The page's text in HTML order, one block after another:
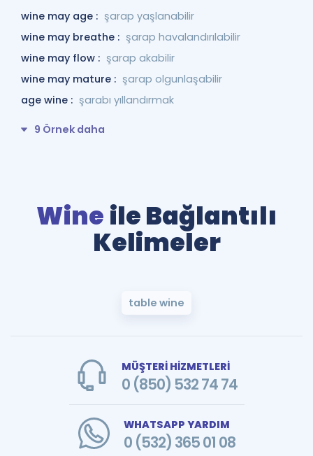
wine may age : şarap yaşlanabilir
wine may breathe : şarap havalandırılabilir
wine may flow : şarap akabilir
wine may mature : şarap olgunlaşabilir
age wine : şarabı yıllandırmak
9 Örnek daha
Wine ile Bağlantılı
Kelimeler
table wine
MÜŞTERİ HİZMETLERİ
0 (850) 532 74 74
WHATSAPP YARDIM
0 (532) 365 01 08